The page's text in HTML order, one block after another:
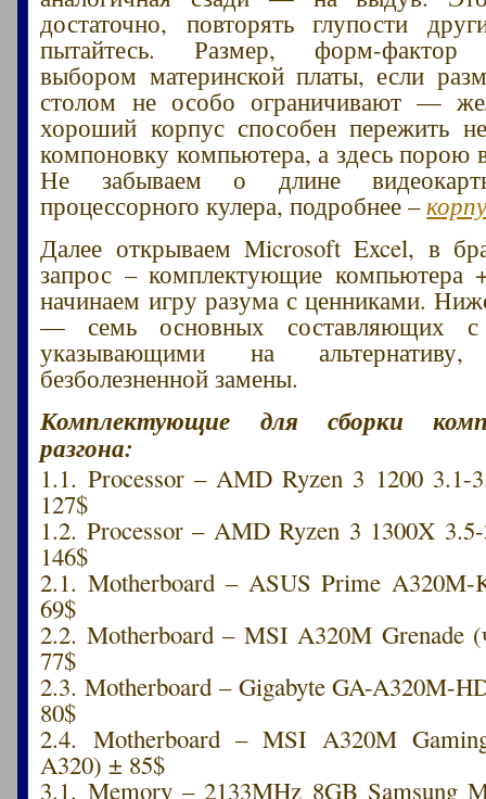
достаточно, повторять глупости
пытайтесь. Размер, форм-фактор
выбором материнской платы, если
столом не особо ограничивают —
хороший корпус способен пережить
компоновку компьютера, а здесь порою
Не забываем о длине
процессорного кулера, подробнее –
Далее открываем Microsoft Excel, в
запрос – комплектующие компьютера
начинаем игру разума с ценниками.
— семь основных составляющих с
указывающими на альтернативу,
безболезненной замены.
Комплектующие для сборки
разгона:
1.1. Processor – AMD Ryzen 3 1200
127$
1.2. Processor – AMD Ryzen 3 1300X
146$
2.1. Motherboard – ASUS Prime
69$
2.2. Motherboard – MSI A320M Grenade
77$
2.3. Motherboard – Gigabyte GA-A320M-
80$
2.4. Motherboard – MSI A320M
A320) ± 85$
3.1. Memory – 2133MHz 8GB Samsung